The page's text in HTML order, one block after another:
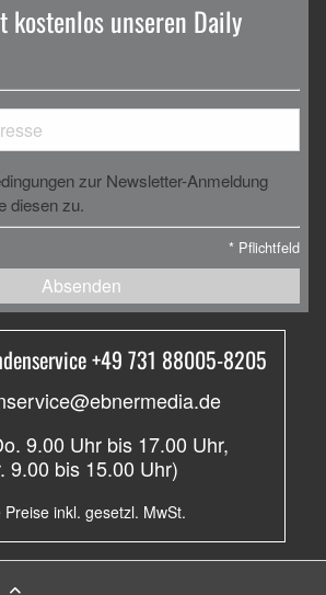
kostenlos unseren Daily
zur Newsletter-Anmeldung
diesen zu.
* Pflichtfeld
Absenden
+49 731 88005-8205
9.00 Uhr bis 17.00 Uhr,
9.00 bis 15.00 Uhr)
Preise inkl. gesetzl. MwSt.